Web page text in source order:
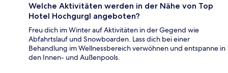
Welche Aktivitäten werden in der Nähe von Top
Hotel Hochgurgl angeboten?
Freu dich im Winter auf Aktivitäten in der Gegend wie
Abfahrtslauf und Snowboarden. Lass dich bei einer
Behandlung im Wellnessbereich verwöhnen und entspanne in
den Innen- und Außenpools.